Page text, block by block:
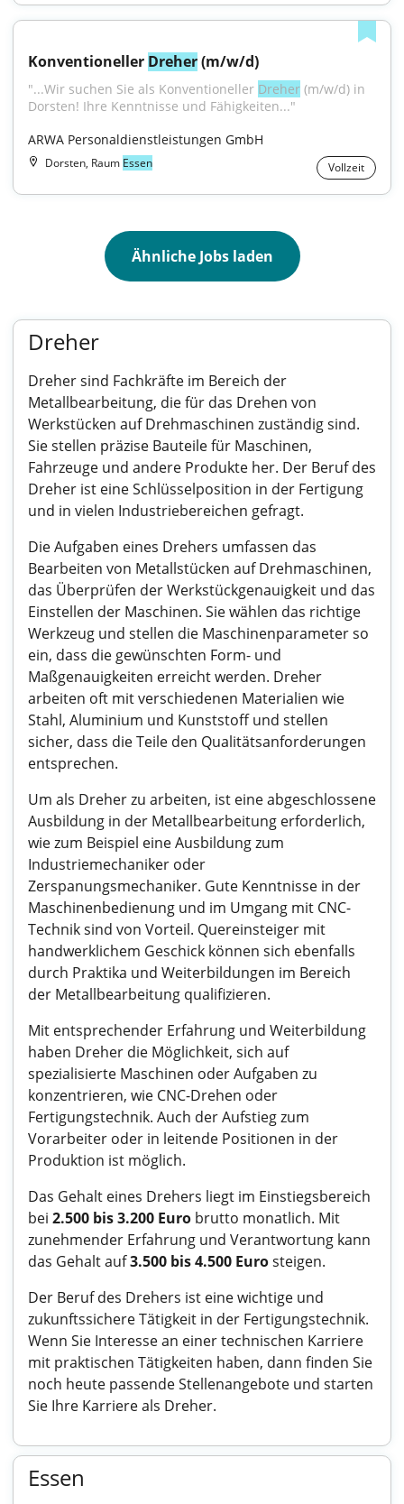
Konventioneller Dreher (m/w/d)
"...Wir suchen Sie als Konventioneller Dreher (m/w/d) in
Dorsten! Ihre Kenntnisse und Fähigkeiten..."
ARWA Personaldienstleistungen GmbH
Dorsten, Raum Essen Vollzeit
Ähnliche Jobs laden
Dreher
Dreher sind Fachkräfte im Bereich der
Metallbearbeitung, die für das Drehen von
Werkstücken auf Drehmaschinen zuständig sind.
Sie stellen präzise Bauteile für Maschinen,
Fahrzeuge und andere Produkte her. Der Beruf des
Dreher ist eine Schlüsselposition in der Fertigung
und in vielen Industriebereichen gefragt.
Die Aufgaben eines Drehers umfassen das
Bearbeiten von Metallstücken auf Drehmaschinen,
das Überprüfen der Werkstückgenauigkeit und das
Einstellen der Maschinen. Sie wählen das richtige
Werkzeug und stellen die Maschinenparameter so
ein, dass die gewünschten Form- und
Maßgenauigkeiten erreicht werden. Dreher
arbeiten oft mit verschiedenen Materialien wie
Stahl, Aluminium und Kunststoff und stellen
sicher, dass die Teile den Qualitätsanforderungen
entsprechen.
Um als Dreher zu arbeiten, ist eine abgeschlossene
Ausbildung in der Metallbearbeitung erforderlich,
wie zum Beispiel eine Ausbildung zum
Industriemechaniker oder
Zerspanungsmechaniker. Gute Kenntnisse in der
Maschinenbedienung und im Umgang mit CNC-
Technik sind von Vorteil. Quereinsteiger mit
handwerklichem Geschick können sich ebenfalls
durch Praktika und Weiterbildungen im Bereich
der Metallbearbeitung qualifizieren.
Mit entsprechender Erfahrung und Weiterbildung
haben Dreher die Möglichkeit, sich auf
spezialisierte Maschinen oder Aufgaben zu
konzentrieren, wie CNC-Drehen oder
Fertigungstechnik. Auch der Aufstieg zum
Vorarbeiter oder in leitende Positionen in der
Produktion ist möglich.
Das Gehalt eines Drehers liegt im Einstiegsbereich
bei 2.500 bis 3.200 Euro brutto monatlich. Mit
zunehmender Erfahrung und Verantwortung kann
das Gehalt auf3.500 bis 4.500 Eurosteigen.
Der Beruf des Drehers ist eine wichtige und
zukunftssichere Tätigkeit in der Fertigungstechnik.
Wenn Sie Interesse an einer technischen Karriere
mit praktischen Tätigkeiten haben, dann finden Sie
noch heute passende Stellenangebote und starten
Sie Ihre Karriere als Dreher.
Essen